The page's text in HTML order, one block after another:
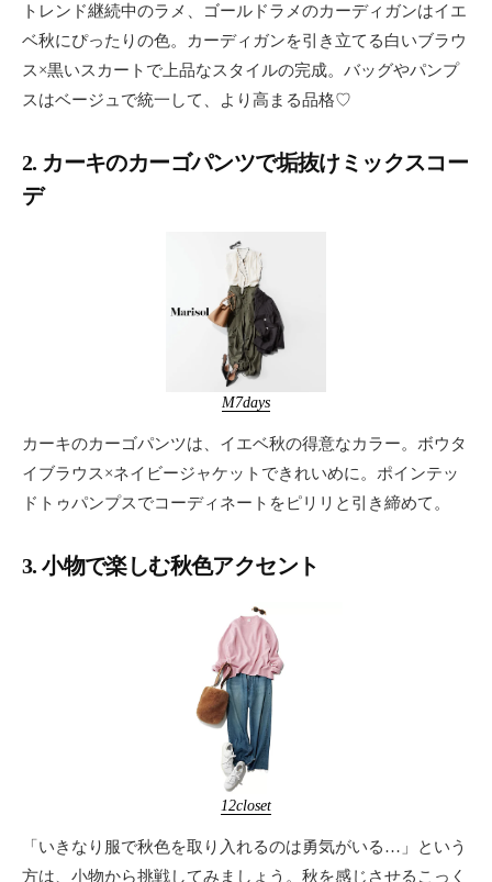
トレンド継続中のラメ、ゴールドラメのカーディガンはイエ
ベ秋にぴったりの色。カーディガンを引き立てる白いブラウ
ス×黒いスカートで上品なスタイルの完成。バッグやパンプ
スはベージュで統一して、より高まる品格♡
2. カーキのカーゴパンツで垢抜けミックスコー
デ
M7days
カーキのカーゴパンツは、イエベ秋の得意なカラー。ボウタ
イブラウス×ネイビージャケットできれいめに。ポインテッ
ドトゥパンプスでコーディネートをピリリと引き締めて。
3. 小物で楽しむ秋色アクセント
12closet
「いきなり服で秋色を取り入れるのは勇気がいる…」という
方は、小物から挑戦してみましょう。秋を感じさせるこっく